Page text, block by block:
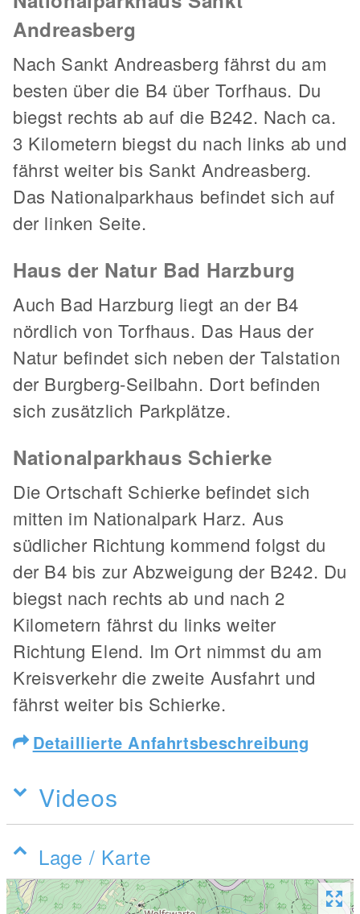
Andreasberg
Nach Sankt Andreasberg fährst du am
besten über die B4 über Torfhaus. Du
biegst rechts ab auf die B242. Nach ca.
3 Kilometern biegst du nach links ab und
fährst weiter bis Sankt Andreasberg.
Das Nationalparkhaus befindet sich auf
der linken Seite.
Haus der Natur Bad Harzburg
Auch Bad Harzburg liegt an der B4
nördlich von Torfhaus. Das Haus der
Natur befindet sich neben der Talstation
der Burgberg-Seilbahn. Dort befinden
sich zusätzlich Parkplätze.
Nationalparkhaus Schierke
Die Ortschaft Schierke befindet sich
mitten im Nationalpark Harz. Aus
südlicher Richtung kommend folgst du
der B4 bis zur Abzweigung der B242. Du
biegst nach rechts ab und nach 2
Kilometern fährst du links weiter
Richtung Elend. Im Ort nimmst du am
Kreisverkehr die zweite Ausfahrt und
fährst weiter bis Schierke.
Detaillierte Anfahrtsbeschreibung
Videos
Lage / Karte